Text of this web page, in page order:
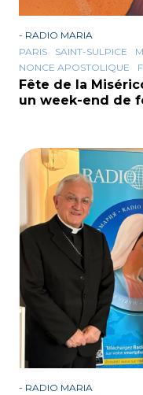
- RADIO MARIA
PARIS
SAINT-SULPICE
NONCE APOSTOLIQUE
Fête de la
un week-end de
- RADIO MARIA